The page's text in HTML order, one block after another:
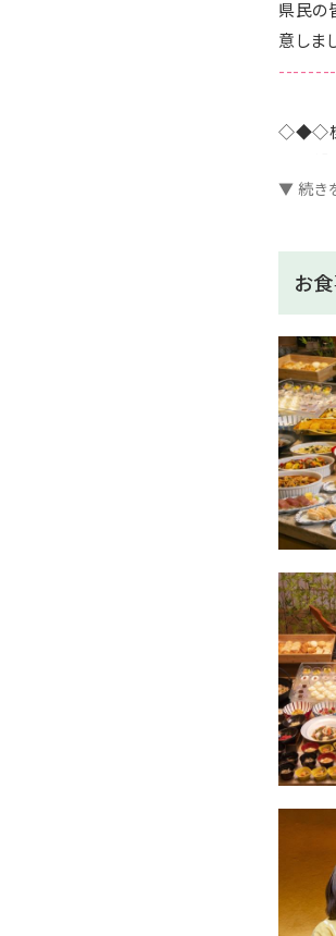
県民の
意しま
◇◆◇
【無料
【無料
【無料
【無料
【無料
【無料
【無料
【無料
【さら
――――――――――――――――――――――
詳細は
――――――――――――――――――――――
★夕食
和洋バ
※基本
※ご夕
≪夕食
「ア
「鮑の
▼ 続き
お